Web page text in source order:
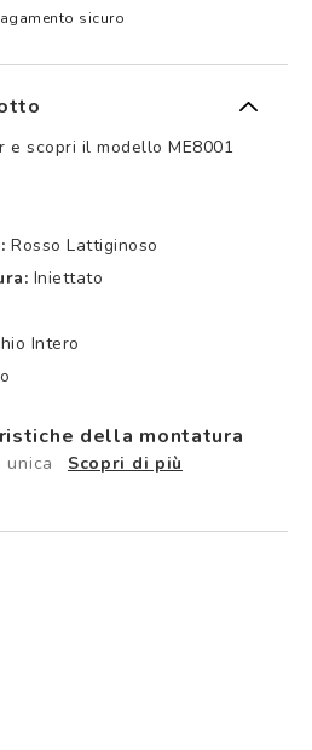
sicuro
scopri il modello ME8001
Rosso Lattiginoso
Iniettato
Intero
della montatura
unica
Scopri di più